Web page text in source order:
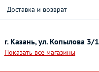
Доставка и возврат
г. Казань, ул. Копылова 3/1
Показать все магазины